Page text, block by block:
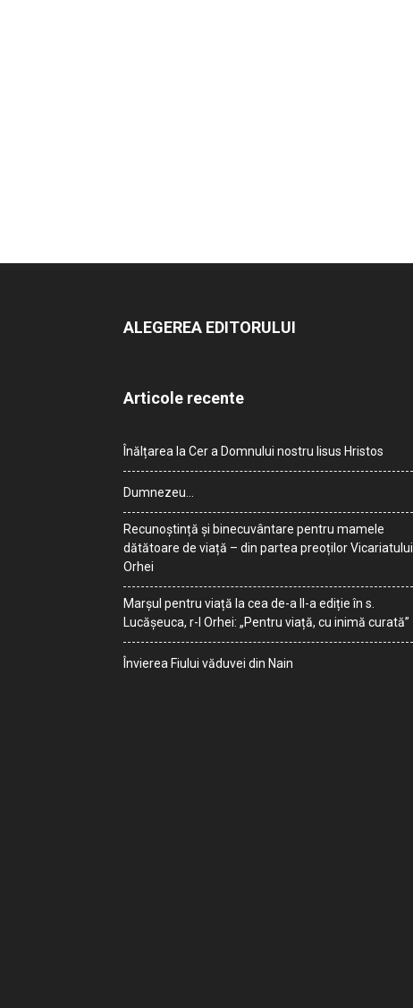
ALEGEREA EDITORULUI
Articole recente
Înălțarea la Cer a Domnului nostru Iisus Hristos
Dumnezeu…
Recunoștință și binecuvântare pentru mamele
dătătoare de viață – din partea preoților Vicariatului
Orhei
Marșul pentru viață la cea de-a II-a ediție în s.
Lucășeuca, r-l Orhei: „Pentru viață, cu inimă curată”
Învierea Fiului văduvei din Nain